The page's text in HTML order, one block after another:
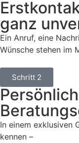
ganz
Ein Anruf, eine
Wünsche stehen im
Schritt 2
In einem exklusiven
kennen –